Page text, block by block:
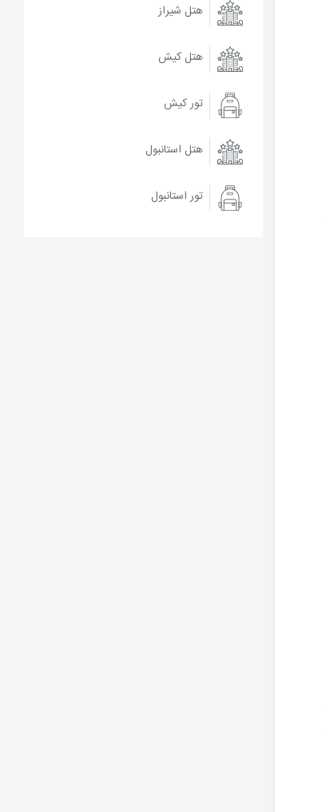
هتل شیراز
هتل کیش
تور کیش
هتل استانبول
تور استانبول